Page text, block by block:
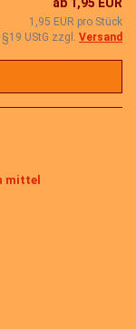
1,95 EUR pro Stück
UStG zzgl. Versand